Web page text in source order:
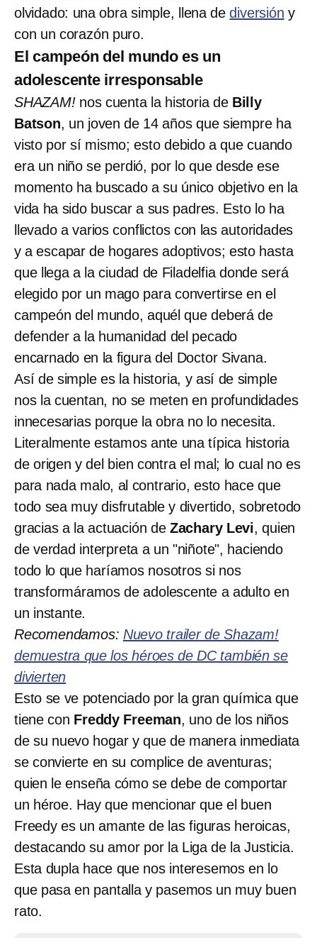
olvidado: una obra simple, llena dediversión y
con un corazón puro.
El campeón del mundo es un
adolescente irresponsable
SHAZAM!nos cuenta la historia de Billy
Batson, un joven de 14 años que siempre ha
visto por sí mismo; esto debido a que cuando
era un niño se perdió, por lo que desde ese
momento ha buscado a su único objetivo en la
vida ha sido buscar a sus padres. Esto lo ha
llevado a varios conflictos con las autoridades
y a escapar de hogares adoptivos; esto hasta
que llega a la ciudad de Filadelfia donde será
elegido por un mago para convertirse en el
campeón del mundo, aquél que deberá de
defender a la humanidad del pecado
encarnado en la figura del Doctor Sivana.
Así de simple es la historia, y así de simple
nos la cuentan, no se meten en profundidades
innecesarias porque la obra no lo necesita.
Literalmente estamos ante una típica historia
de origen y del bien contra el mal; lo cual no es
para nada malo, al contrario, esto hace que
todo sea muy disfrutable y divertido, sobretodo
gracias a la actuación de Zachary Levi, quien
de verdad interpreta a un "niñote", haciendo
todo lo que haríamos nosotros si nos
transformáramos de adolescente a adulto en
un instante.
Recomendamos: Nuevo trailer de Shazam!
demuestra que los héroes de DC también se
divierten
Esto se ve potenciado por la gran química que
tiene con Freddy Freeman, uno de los niños
de su nuevo hogar y que de manera inmediata
se convierte en su complice de aventuras;
quien le enseña cómo se debe de comportar
un héroe. Hay que mencionar que el buen
Freedy es un amante de las figuras heroicas,
destacando su amor por la Liga de la Justicia.
Esta dupla hace que nos interesemos en lo
que pasa en pantalla y pasemos un muy buen
rato.